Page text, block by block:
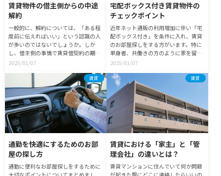
賃貸物件の借主側からの中途
解約
一般的に、解約については、「ある程
度前に伝えればいい」という認識の人
が多いのではないでしょうか。しか
し、借主側の事情で賃貸借契約の期間
途中で解約する場合は？
2025/01/07
宅配ボックス付き賃貸物件の
チェックポイント
近年ネット通販の利用増加に伴い「宅
配ボックス付き」を条件に入れ、賃貸
のお部屋探しをする方がいます。特に
単身者、共働きの方のように家を留守
にすることが多い場合は「あるとうれ
ボックス」にも種類があったり、設置
方法も異なるので賃貸物件に設置され
ている宅配ボックスについて解説しま
す。
2025/01/07
賃貸
通勤を快適にするためのお部
屋の探し方
通勤に便利なお部屋探しをするために
賃貸
賃貸における「家主」と「管
理会社」の違いとは？
賃貸マンションに住んでいて何か問題